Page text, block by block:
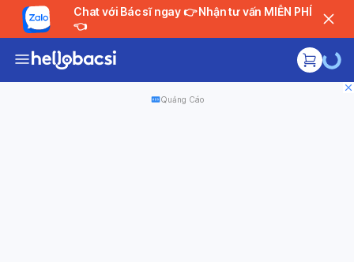
Chat với Bác sĩ ngay 👉 Nhận tư vấn MIỄN PHÍ
👈
Quảng Cáo